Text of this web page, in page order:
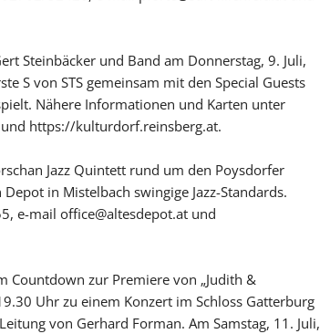
Steinbäcker und Band am Donnerstag, 9. Juli,
S von STS gemeinsam mit den Special Guests
Nähere Informationen und Karten unter
https://kulturdorf.reinsberg.at.
Jazz Quintett rund um den Poysdorfer
in Mistelbach swingige Jazz-Standards.
e-mail office@altesdepot.at und
Countdown zur Premiere von „Judith &
Uhr zu einem Konzert im Schloss Gatterburg
von Gerhard Forman. Am Samstag, 11. Juli,